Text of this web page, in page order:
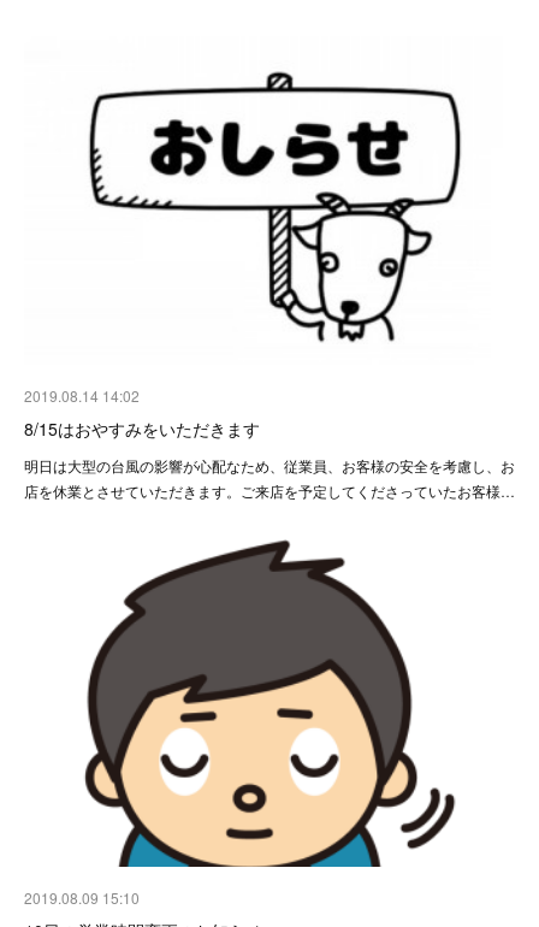
2019.08.14 14:02
8/15はおやすみをいただきます
明日は大型の台風の影響が心配なため、従業員、お客様の安全を考慮し、お
店を休業とさせていただきます。ご来店を予定してくださっていたお客様…
2019.08.09 15:10